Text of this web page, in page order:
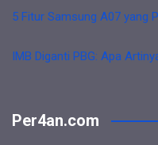
5 Fitur Samsung A07 yang
IMB Diganti PBG: Apa
Per4an.com